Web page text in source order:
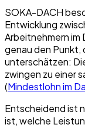
SOKA-DACH
Entwicklung
Arbeitnehmern
genau den Punkt,
unterschätzen:
zwingen zu einer
(Mindestlohn im
Entscheidend ist
ist, welche